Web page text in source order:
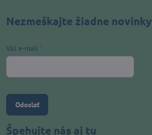
Nezmeškajte žiadne novinky
Váš e-mail *
Odoslať
Špehujte nás aj tu